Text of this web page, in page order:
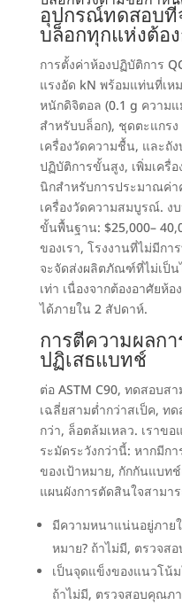
อุปกรณ์ทดสอบที่
บล็อกทุกแห่งต้อ
การตั้งค่าห้องปฏิบัติการ
แรงอัด kN พร้อมแท่นที่เห
หนักดิจิตอล (0.1 g ความ
สำหรับบล็อก), ชุดตะแกรง
เครื่องวัดความชื้น, และถั
ปฏิบัติการขั้นสูง, เพิ่มเครื่
นิกสำหรับการประมาณค่า
เครื่องวัดความสมบูรณ์. ง
ขั้นพื้นฐาน: $25,000–
ของเรา, โรงงานที่ไม่มีกา
จะจัดส่งผลิตภัณฑ์ที่ไม่เป็
เท่า เนื่องจากต้องอาศัยห้
ได้ภายใน 2 สัปดาห์.
การตีความผลก
ปฏิเสธแบทช์
ต่อ ASTM C90, ทดสอบส
เฉลี่ยสามต่ำกว่าสเป็ค, ทด
กว่า, ล็อตล้มเหลว. เราข
ระมัดระวังกว่านี้: หากมีก
ของเป้าหมาย, กักกันแบท
แผนผังการตัดสินใจสามา
มีความหนาแน่นอยู่ภาย
หมาย? ถ้าไม่มี, ตรวจส
เป็นจุดแข็งของแนวโน้
ถ้าไม่มี, ตรวจสอบคุณภ